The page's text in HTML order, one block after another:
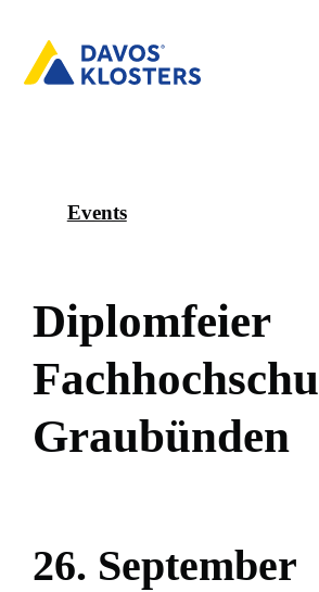
Events
Diplomfeier
Fachhochschu
Graubünden
26. September